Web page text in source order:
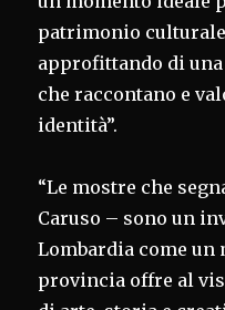
patrimonio
approfittando di
che raccontano e
identità”.
“Le mostre che
Caruso – sono un
Lombardia come un
provincia offre al